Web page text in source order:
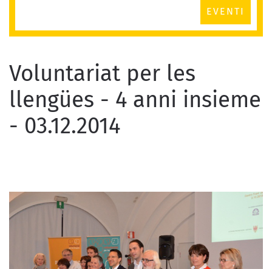
EVENTI
Voluntariat per les
llengües - 4 anni insieme
- 03.12.2014